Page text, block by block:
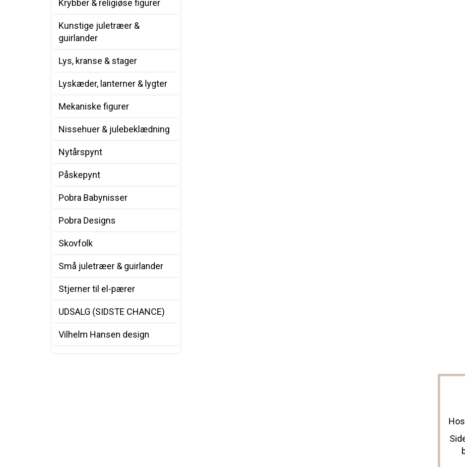
Krybber & religiøse figurer
Kunstige juletræer &
guirlander
Lys, kranse & stager
Lyskæder, lanterner & lygter
Mekaniske figurer
Nissehuer & julebeklædning
Nytårspynt
Påskepynt
Pobra Babynisser
Pobra Designs
Skovfolk
Små juletræer & guirlander
Stjerner til el-pærer
UDSALG (SIDSTE CHANCE)
Vilhelm Hansen design